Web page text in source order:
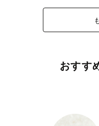
おすす